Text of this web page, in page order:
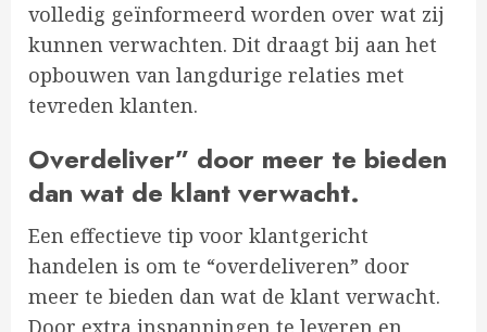
volledig geïnformeerd worden over wat zij
kunnen verwachten. Dit draagt bij aan het
opbouwen van langdurige relaties met
tevreden klanten.
Overdeliver” door meer te bieden
dan wat de klant verwacht.
Een effectieve tip voor klantgericht
handelen is om te “overdeliveren” door
meer te bieden dan wat de klant verwacht.